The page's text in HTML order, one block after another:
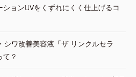
ョンUVをくずれにくく仕上げるコ
シワ改善美容液「ザ リンクルセラ
て？